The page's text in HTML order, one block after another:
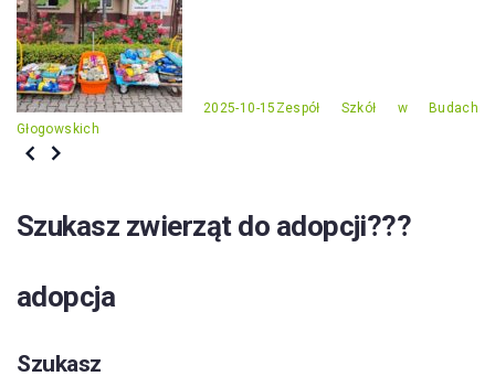
2025-10-15 Zespół Szkół w Budach
Głogowskich
Szukasz zwierząt do adopcji???
adopcja
Szukasz